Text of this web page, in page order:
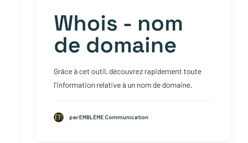
Whois - nom
de domaine
Grâce à cet outil, découvrez rapidement toute
l'information relative à un nom de domaine.
par EMBLÈME Communication